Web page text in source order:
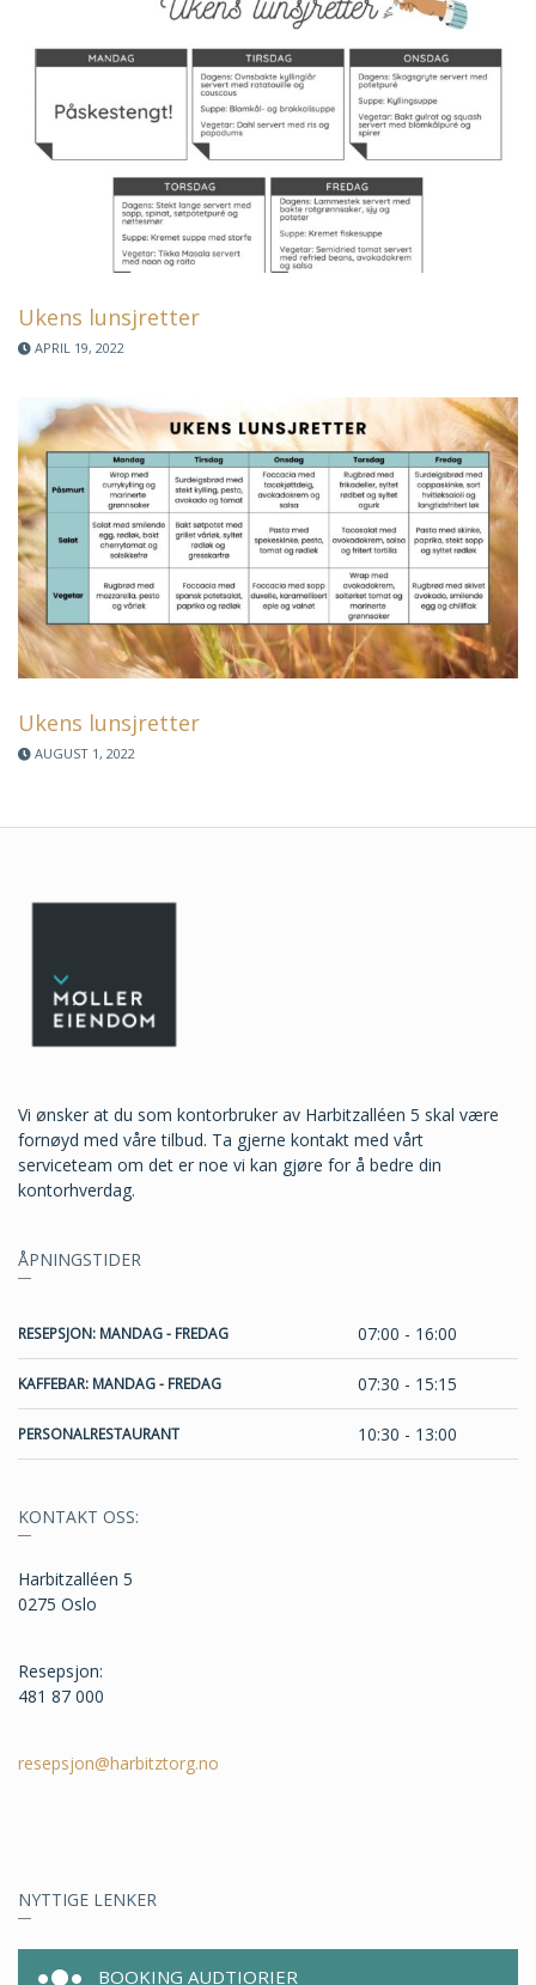
Ukens lunsjretter
APRIL 19, 2022
Ukens lunsjretter
AUGUST 1, 2022
Vi ønsker at du som kontorbruker av Harbitzalléen 5 skal være
fornøyd med våre tilbud. Ta gjerne kontakt med vårt
serviceteam om det er noe vi kan gjøre for å bedre din
kontorhverdag.
ÅPNINGSTIDER
RESEPSJON: MANDAG - FREDAG 07:00 - 16:00
KAFFEBAR: MANDAG - FREDAG 07:30 - 15:15
PERSONALRESTAURANT 10:30 - 13:00
KONTAKT OSS:
Harbitzalléen 5
0275 Oslo
Resepsjon:
481 87 000
resepsjon@harbitztorg.no
NYTTIGE LENKER
BOOKING AUDTIORIER